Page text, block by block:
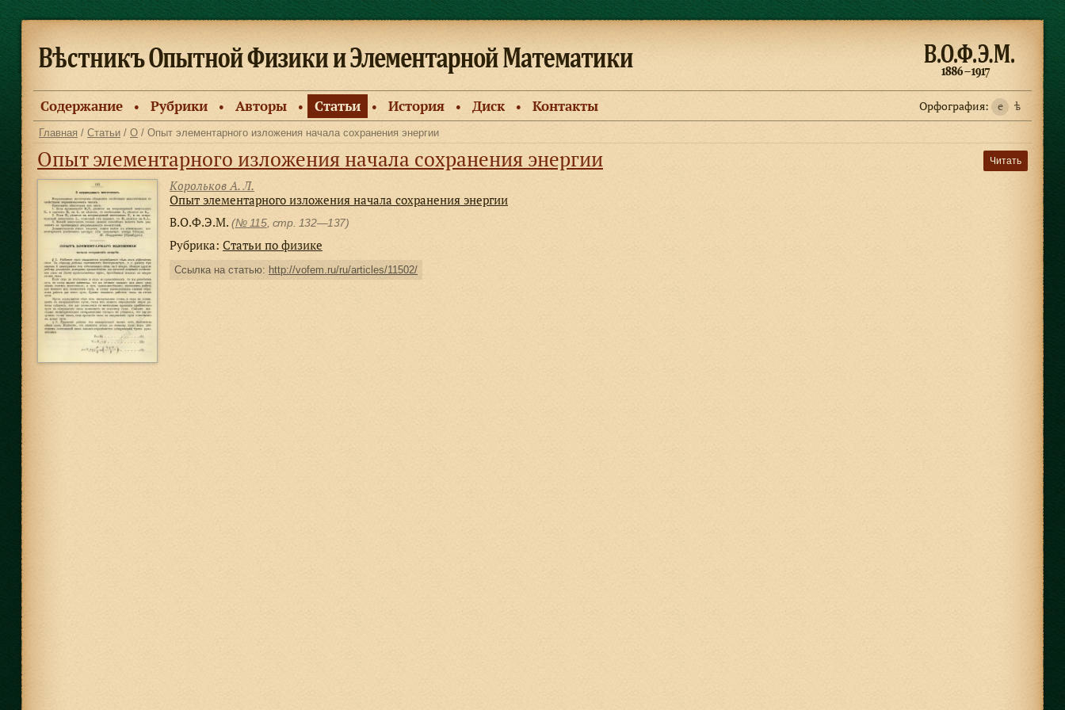
Содержание ● Рубрики ● Авторы ● Статьи ● История ● Диск ● Контакты Орфография: e ѣ
Главная / Статьи / О / Опыт элементарного изложения начала сохранения энергии
Читать
Опыт элементарного изложения начала сохранения энергии
Корольков А. Л.
Опыт элементарного изложения начала сохранения энергии
В.О.Ф.Э.М. (№ 115, стр. 132—137)
Рубрика: Статьи по физике
Ссылка на статью: http://vofem.ru/ru/articles/11502/